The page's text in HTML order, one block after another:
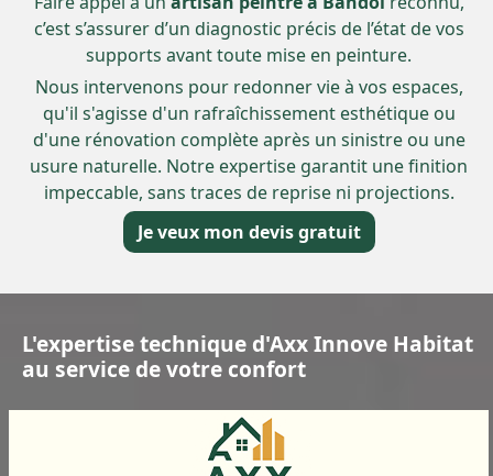
c’est s’assurer d’un diagnostic précis de l’état de vos
supports avant toute mise en peinture.
Nous intervenons pour redonner vie à vos espaces,
qu'il s'agisse d'un rafraîchissement esthétique ou
d'une rénovation complète après un sinistre ou une
usure naturelle. Notre expertise garantit une finition
impeccable, sans traces de reprise ni projections.
Je veux mon devis gratuit
L'expertise technique d'Axx Innove Habitat
au service de votre confort